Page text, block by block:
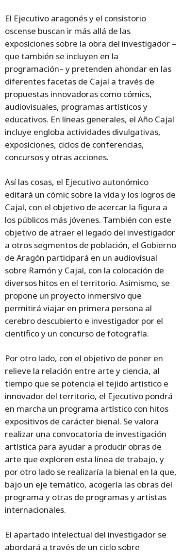
El Ejecutivo aragonés y el consistorio
oscense buscan ir más allá de las
exposiciones sobre la obra del investigador –
que también se incluyen en la
programación– y pretenden ahondar en las
diferentes facetas de Cajal a través de
propuestas innovadoras como cómics,
audiovisuales, programas artísticos y
educativos. En líneas generales, el Año Cajal
incluye engloba actividades divulgativas,
exposiciones, ciclos de conferencias,
concursos y otras acciones.
Así las cosas, el Ejecutivo autonómico
editará un cómic sobre la vida y los logros de
Cajal, con el objetivo de acercar la figura a
los públicos más jóvenes. También con este
objetivo de atraer el legado del investigador
a otros segmentos de población, el Gobierno
de Aragón participará en un audiovisual
sobre Ramón y Cajal, con la colocación de
diversos hitos en el territorio. Asimismo, se
propone un proyecto inmersivo que
permitirá viajar en primera persona al
cerebro descubierto e investigador por el
científico y un concurso de fotografía.
Por otro lado, con el objetivo de poner en
relieve la relación entre arte y ciencia, al
tiempo que se potencia el tejido artístico e
innovador del territorio, el Ejecutivo pondrá
en marcha un programa artístico con hitos
expositivos de carácter bienal. Se valora
realizar una convocatoria de investigación
artística para ayudar a producir obras de
arte que exploren esta línea de trabajo, y
por otro lado se realizaría la bienal en la que,
bajo un eje temático, acogería las obras del
programa y otras de programas y artistas
internacionales.
El apartado intelectual del investigador se
abordará a través de un ciclo sobre